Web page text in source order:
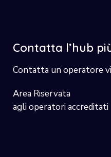
Contatta l’hub
Contatta un operatore
Area Riservata
agli operatori accreditati